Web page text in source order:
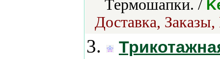
Термошапки. /
Доставка,
3.